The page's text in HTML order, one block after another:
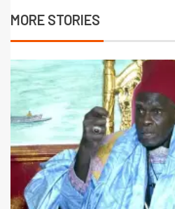
MORE STORIES